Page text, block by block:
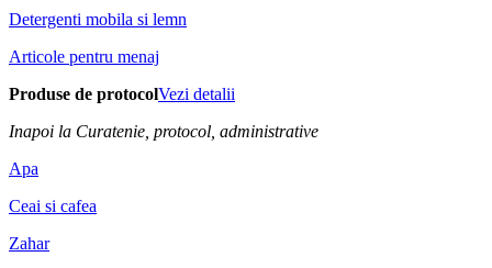
Detergenti mobila si lemn
Articole pentru menaj
Produse de protocolVezi detalii
Inapoi la Curatenie, protocol, administrative
Apa
Ceai si cafea
Zahar